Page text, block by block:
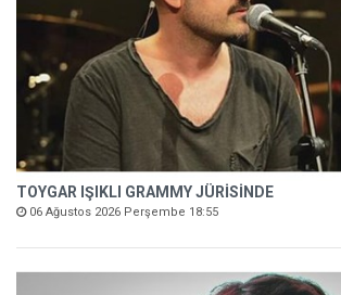
TOYGAR IŞIKLI GRAMMY JÜRİSİNDE
06 Ağustos 2026 Perşembe 18:55